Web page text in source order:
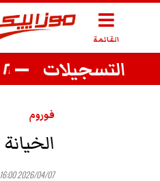
القائمة
التسجيلات ريكاب ريكاب سبور 27/07/2026
فوروم
2026/04/07 16:00